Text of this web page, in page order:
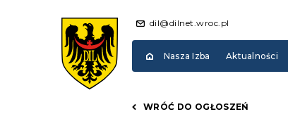
dil@dilnet.wroc.pl
Nasza Izba Aktualności
WRÓĆ DO OGŁOSZEŃ